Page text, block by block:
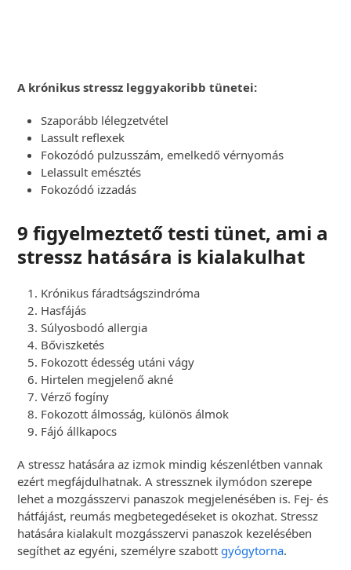
A krónikus stressz leggyakoribb tünetei:
Szaporább lélegzetvétel
Lassult reflexek
Fokozódó pulzusszám, emelkedő vérnyomás
Lelassult emésztés
Fokozódó izzadás
9 figyelmeztető testi tünet, ami a
stressz hatására is kialakulhat
Krónikus fáradtságszindróma
Hasfájás
Súlyosbodó allergia
Bőviszketés
Fokozott édesség utáni vágy
Hirtelen megjelenő akné
Vérző fogíny
Fokozott álmosság, különös álmok
Fájó állkapocs
A stressz hatására az izmok mindig készenlétben vannak
ezért megfájdulhatnak. A stressznek ilymódon szerepe
lehet a mozgásszervi panaszok megjelenésében is. Fej- és
hátfájást, reumás megbetegedéseket is okozhat. Stressz
hatására kialakult mozgásszervi panaszok kezelésében
segíthet az egyéni, személyre szabottgyógytorna.